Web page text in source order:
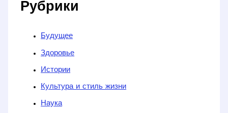
Рубрики
Будущее
Здоровье
Истории
Культура и стиль жизни
Наука